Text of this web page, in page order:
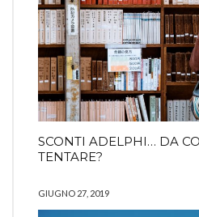
SCONTI ADELPHI… DA
TENTARE?
GIUGNO 27, 2019